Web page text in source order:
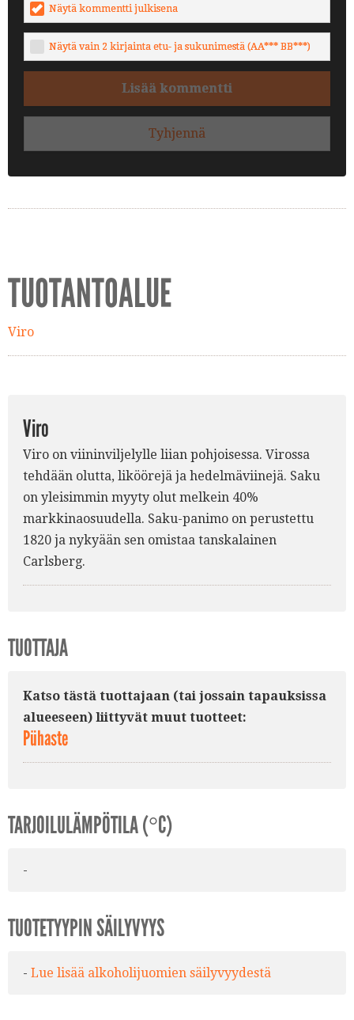
Näytä kommentti julkisena
Näytä vain 2 kirjainta etu- ja sukunimestä (AA*** BB***)
Lisää kommentti
Tyhjennä
TUOTANTOALUE
Viro
Viro
Viro on viininviljelylle liian pohjoisessa. Virossa
tehdään olutta, liköörejä ja hedelmäviinejä. Saku
on yleisimmin myyty olut melkein 40%
markkinaosuudella. Saku-panimo on perustettu
1820 ja nykyään sen omistaa tanskalainen
Carlsberg.
TUOTTAJA
Katso tästä tuottajaan (tai jossain tapauksissa
alueeseen) liittyvät muut tuotteet:
Pühaste
TARJOILULÄMPÖTILA (°C)
-
TUOTETYYPIN SÄILYVYYS
- Lue lisää alkoholijuomien säilyvyydestä